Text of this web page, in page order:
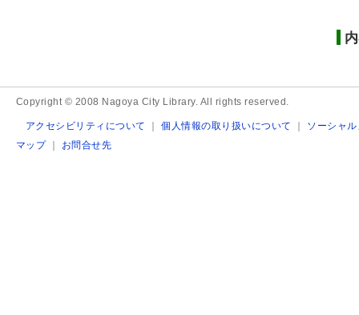
Copyright © 2008 Nagoya City Library. All rights reserved.
アクセシビリティについて ｜個人情報の取り扱いについて ｜ ソーシャ
マップ｜ お問合せ先